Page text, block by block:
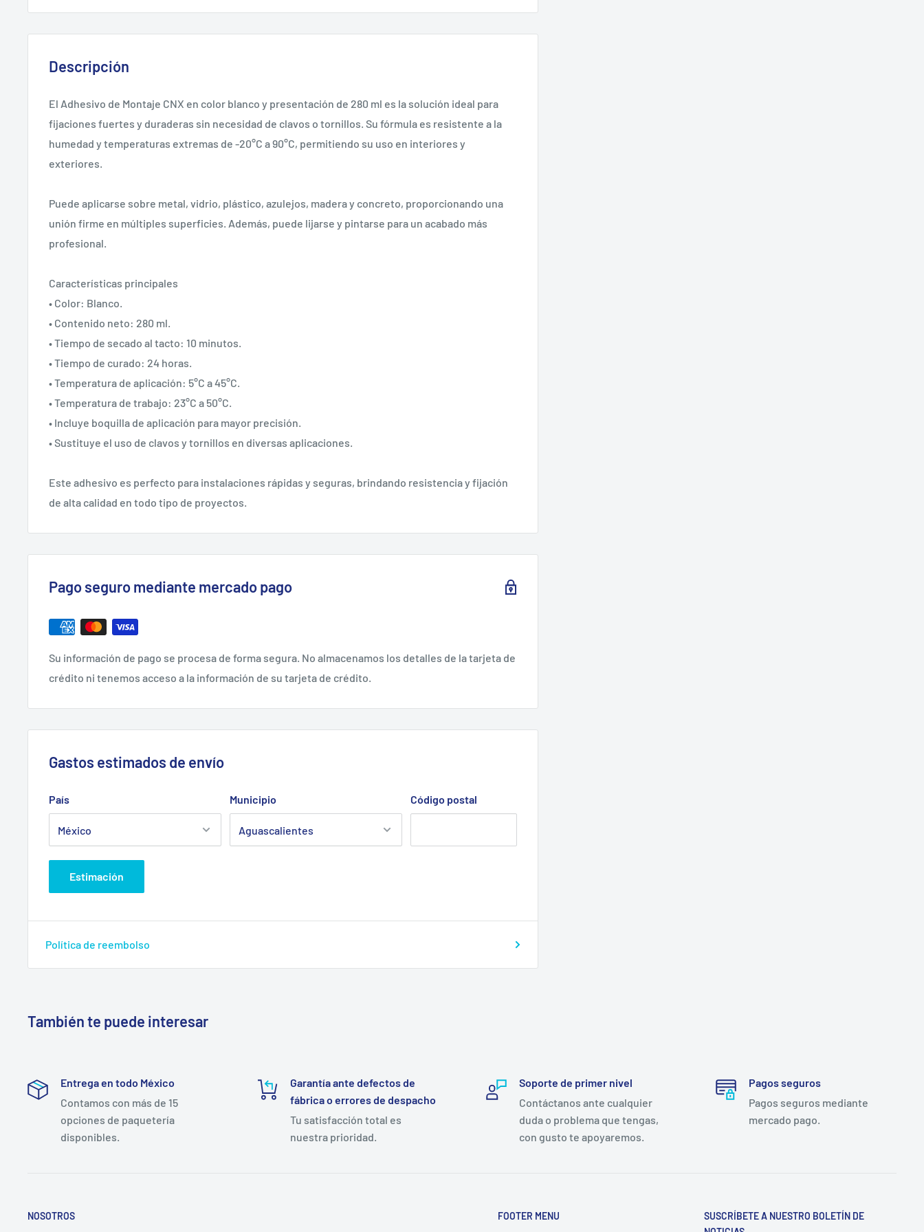
Descripción
El Adhesivo de Montaje CNX en color blanco y presentación de 280 ml es la solución ideal para
fijaciones fuertes y duraderas sin necesidad de clavos o tornillos. Su fórmula es resistente a la
humedad y temperaturas extremas de -20°C a 90°C, permitiendo su uso en interiores y
exteriores.
Puede aplicarse sobre metal, vidrio, plástico, azulejos, madera y concreto, proporcionando una
unión firme en múltiples superficies. Además, puede lijarse y pintarse para un acabado más
profesional.
Características principales
• Color: Blanco.
• Contenido neto: 280 ml.
• Tiempo de secado al tacto: 10 minutos.
• Tiempo de curado: 24 horas.
• Temperatura de aplicación: 5°C a 45°C.
• Temperatura de trabajo: 23°C a 50°C.
• Incluye boquilla de aplicación para mayor precisión.
• Sustituye el uso de clavos y tornillos en diversas aplicaciones.
Este adhesivo es perfecto para instalaciones rápidas y seguras, brindando resistencia y fijación
de alta calidad en todo tipo de proyectos.
Pago seguro mediante mercado pago
Su información de pago se procesa de forma segura. No almacenamos los detalles de la tarjeta de
crédito ni tenemos acceso a la información de su tarjeta de crédito.
Gastos estimados de envío
País Municipio Código postal
Estimación
Política de reembolso
También te puede interesar
Entrega en todo México
Contamos con más de 15
opciones de paquetería
disponibles.
Garantía ante defectos de
fábrica o errores de despacho
Tu satisfacción total es
nuestra prioridad.
Soporte de primer nivel
Contáctanos ante cualquier
duda o problema que tengas,
con gusto te apoyaremos.
Pagos seguros
Pagos seguros mediante
mercado pago.
NOSOTROS FOOTER MENU
SUSCRÍBETE A NUESTRO BOLETÍN DE